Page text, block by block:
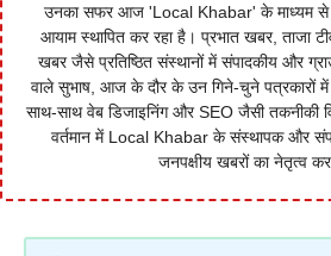
उनका सफर आज 'Local Khabar' के माध्यम से
आयाम स्थापित कर रहा है। प्रभात खबर, ताजा
खबर जैसे प्रतिष्ठित संस्थानों में संपादकीय और
वाले सुभाष, आज के दौर के उन गिने-चुने पत्रकारों में
साथ-साथ वेब डिजाइनिंग और SEO जैसी तकनीकी
वर्तमान में Local Khabar के संस्थापक और
जनपक्षीय खबरों का नेतृत्व